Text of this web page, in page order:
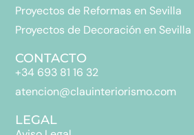
Proyectos de Reformas en Sevilla
Proyectos de Decoración en Sevilla
CONTACTO
+34 693 81 16 32
atencion@clauinteriorismo.com
LEGAL